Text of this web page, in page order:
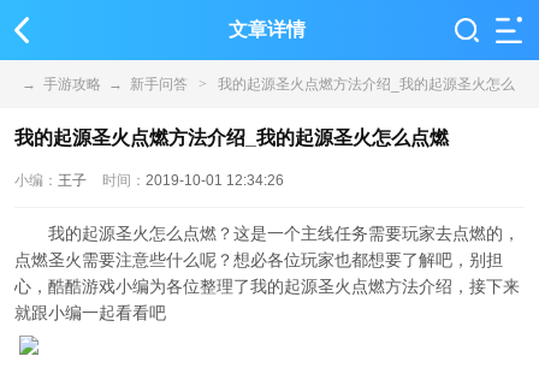
文章详情
→ 手游攻略 → 新手问答 > 我的起源圣火点燃方法介绍_我的起源圣火怎么
点燃
我的起源圣火点燃方法介绍_我的起源圣火怎么点燃
小编： 王子 时间： 2019-10-01 12:34:26
我的起源圣火怎么点燃？这是一个主线任务需要玩家去点燃的，
点燃圣火需要注意些什么呢？想必各位玩家也都想要了解吧，别担
心，酷酷游戏小编为各位整理了我的起源圣火点燃方法介绍，接下来
就跟小编一起看看吧